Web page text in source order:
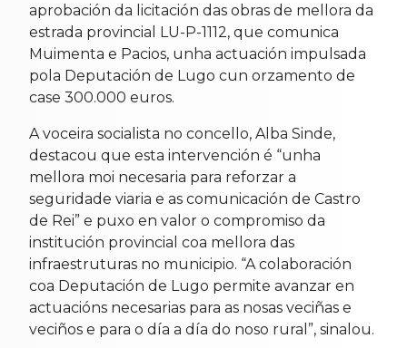
aprobación da licitación das obras de mellora da
estrada provincial LU-P-1112, que comunica
Muimenta e Pacios, unha actuación impulsada
pola Deputación de Lugo cun orzamento de
case 300.000 euros.
A voceira socialista no concello, Alba Sinde,
destacou que esta intervención é “unha
mellora moi necesaria para reforzar a
seguridade viaria e as comunicación de Castro
de Rei” e puxo en valor o compromiso da
institución provincial coa mellora das
infraestruturas no municipio. “A colaboración
coa Deputación de Lugo permite avanzar en
actuacións necesarias para as nosas veciñas e
veciños e para o día a día do noso rural”, sinalou.